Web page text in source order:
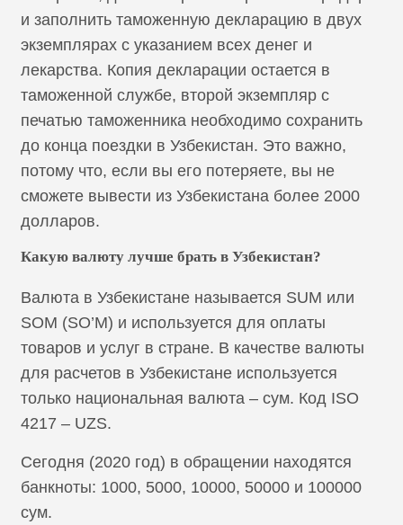
и заполнить таможенную декларацию в двух
экземплярах с указанием всех денег и
лекарства. Копия декларации остается в
таможенной службе, второй экземпляр с
печатью таможенника необходимо сохранить
до конца поездки в Узбекистан. Это важно,
потому что, если вы его потеряете, вы не
сможете вывести из Узбекистана более 2000
долларов.
Какую валюту лучше брать в Узбекистан?
Валюта в Узбекистане называется SUM или
SOM (SO’M) и используется для оплаты
товаров и услуг в стране. В качестве валюты
для расчетов в Узбекистане используется
только национальная валюта – сум. Код ISO
4217 – UZS.
Сегодня (2020 год) в обращении находятся
банкноты: 1000, 5000, 10000, 50000 и 100000
сум.